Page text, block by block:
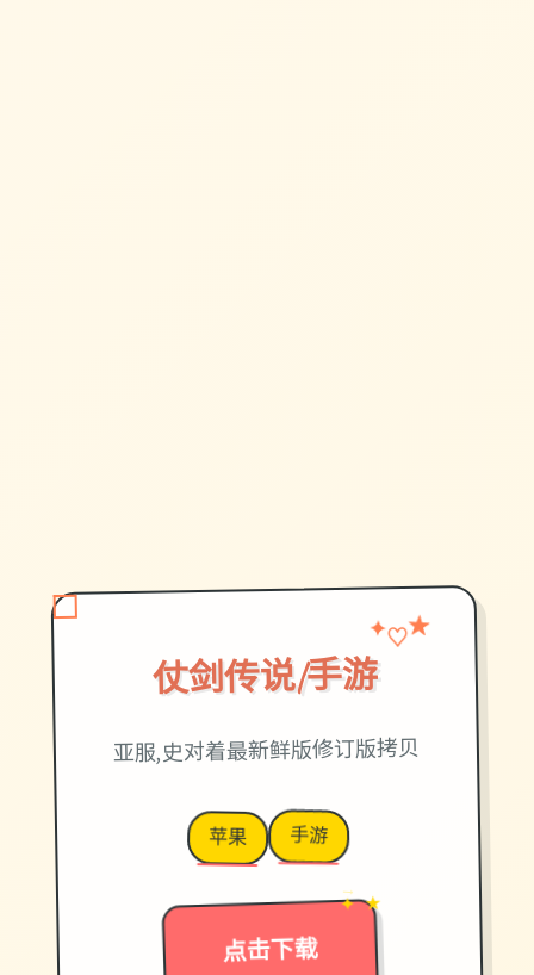
仗剑传说|手游
✦♡★
亚服,史对着最新鲜版修订版拷贝
苹果 手游
点击下载
→
✦ ★